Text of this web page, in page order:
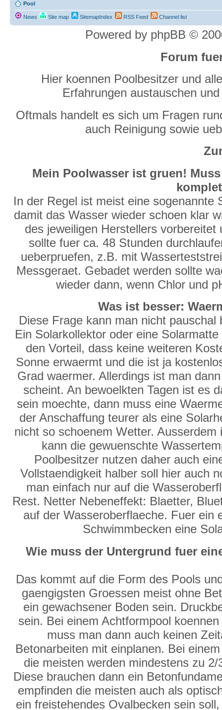
Pool
News Site map SitemapIndex RSS Feed Channel list
Powered by phpBB ©
Forum
Hier koennen Poolbesitzer und
Erfahrungen austauschen
Oftmals handelt es sich um Fragen
auch Reinigung sowie
Mein Poolwasser ist gruen!
In der Regel ist meist eine sogenannte
damit das Wasser wieder schoen klar
des jeweiligen Herstellers
sollte fuer ca. 48 Stunden
ueberpruefen, z.B. mit
Messgeraet. Gebadet werden sollte
wieder dann, wenn Chlor und
Was ist besser:
Diese Frage kann man nicht
Ein Solarkollektor oder eine
den Vorteil, dass keine weiteren
Sonne erwaermt und die ist ja
Grad waermer. Allerdings ist man
scheint. An bewoelkten Tagen ist es
sein moechte, dann muss eine
der Anschaffung teurer als eine
nicht so schoenem Wetter.
kann die gewuenschte
Poolbesitzer nutzen daher auch
Vollstaendigkeit halber soll hier auch
man einfach nur auf die
Rest. Netter Nebeneffekt: Blaetter,
auf der Wasseroberflaeche. Fuer ein
Schwimmbecken eine
Wie muss der Untergrund fuer
Das kommt auf die Form des Pools
gaengigsten Groessen meist ohne
ein gewachsener Boden sein.
sein. Bei einem Achtformpool
muss man dann auch keinen
Betonarbeiten mit einplanen. Bei
die meisten werden mindestens zu
Diese brauchen dann ein
empfinden die meisten auch als
ein freistehendes Ovalbecken sein